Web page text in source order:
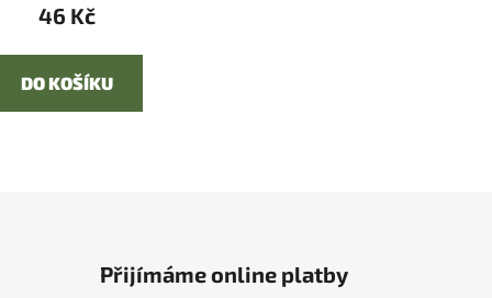
46 Kč
DO KOŠÍKU
Přijímáme online platby